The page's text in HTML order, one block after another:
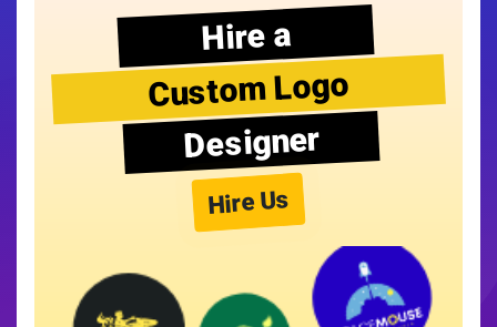
Hire a
Custom Logo
Designer
Hire Us